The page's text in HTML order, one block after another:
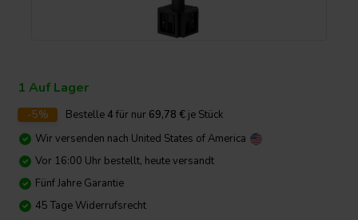
1 Auf Lager
-5% Bestelle4 für nur 69,78 € je Stück
Wir versenden nach United States of America
Vor 16:00 Uhr bestellt, heute versandt
Fünf Jahre Garantie
45 Tage Widerrufsrecht